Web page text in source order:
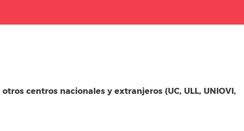
centros nacionales y extranjeros (UC, ULL, UNIOVI,